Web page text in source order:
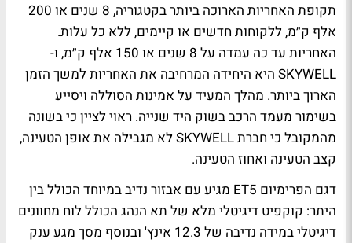
תקופת האחריות הארוכה ביותר בקטגוריה, 8 שנים או 200
אלף ק״מ, ללקוחות חדשים או קיימים, ללא כל עלות.
האחריות עד כה עמדה על 8 שנים או 150 אלף ק״מ, ו-
SKYWELL היא היחידה המרחיבה את האחריות למשך הזמן
הארוך ביותר. מהלך המעיד על אמינות הסוללה ויסייע
בשימור מעמד הרכב בשוק היד שנייה. ראוי לציין כי בשונה
מהמקובל כי חברת SKYWELL לא מגבילה את אופן הטעינה,
קצב הטעינה ואחוז הטעינה.
דגם הפרימיום ET5 מגיע עם אבזור נדיב במיוחד הכולל בין
היתר: קוקפיט דיגיטלי מלא של תא הנהג הכולל לוח מחוונים
דיגיטלי במידה נדיבה של 12.3 אינץ' ובנוסף מסך מגע ענק